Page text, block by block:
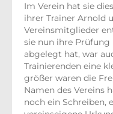
Im Verein hat sie
ihrer Trainer Arnold
Vereinsmitglieder
sie nun ihre Prüfung
abgelegt hat, war
Trainierenden eine
größer waren die
Namen des Vereins
noch ein Schreiben,